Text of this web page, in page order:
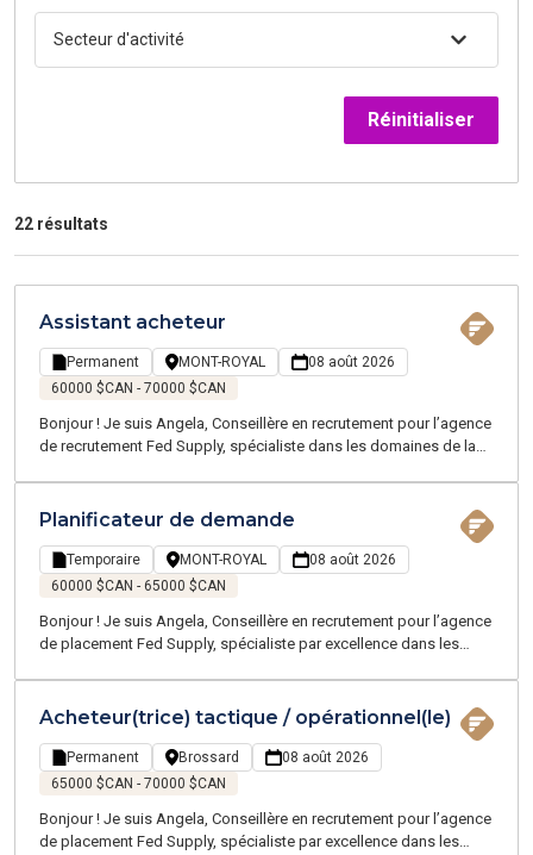
Secteur d'activité
Réinitialiser
22 résultats
Assistant acheteur
Permanent MONT-ROYAL
08 août 2026
60000 $CAN - 70000 $CAN
Bonjour ! Je suis Angela, Conseillère en recrutement pour l’agence
de recrutement Fed Supply, spécialiste dans les domaines de la
sur la Grande Région de Montréal.
Planificateur de demande
Temporaire MONT-ROYAL
08 août 2026
60000 $CAN - 65000 $CAN
Bonjour ! Je suis Angela, Conseillère en recrutement pour l’agence
de placement Fed Supply, spécialiste par excellence dans les
temporaires et permanents sur la Grande Région de Montréal.
Acheteur(trice) tactique / opérationnel(le)
Permanent Brossard
08 août 2026
65000 $CAN - 70000 $CAN
Bonjour ! Je suis Angela, Conseillère en recrutement pour l’agence
de placement Fed Supply, spécialiste par excellence dans les